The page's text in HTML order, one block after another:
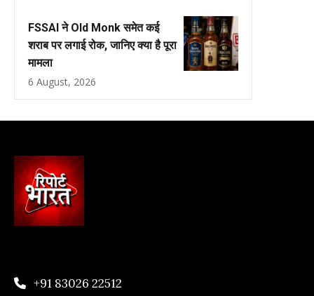
FSSAI ने Old Monk समेत कई
शराब पर लगाई रोक, जानिए क्या है पूरा
मामला
6 August, 2026
+91 83026 22512